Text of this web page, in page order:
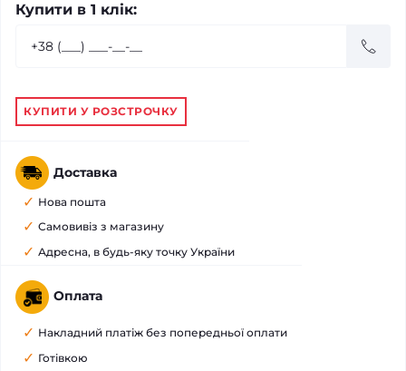
Купити в 1 клік:
КУПИТИ У РОЗСТРОЧКУ
Доставка
Нова пошта
Самовивіз з магазину
Адресна, в будь-яку точку України
Оплата
Накладний платіж без попередньої оплати
Готівкою